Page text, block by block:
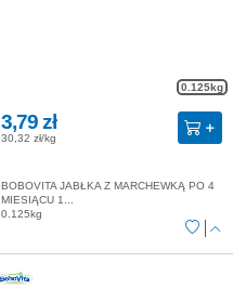
0.125kg
3,79 zł
30,32 zł/kg
BOBOVITA JABŁKA Z MARCHEWKĄ PO 4
MIESIĄCU 1...
0.125kg